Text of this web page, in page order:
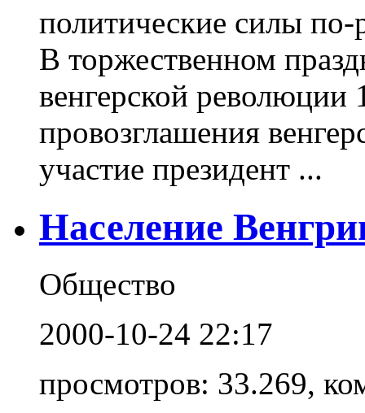
политические силы по-
В торжественном
венгерской
провозглашения
участие президент ...
Население
Общество
2000-10-24 22:17
просмотров: 33.269,